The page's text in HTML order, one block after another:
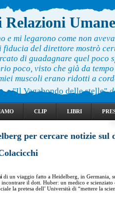
Relazioni Umane
e mi legarono come non
fiducia del direttore mostrò
di guadagnare quel poco
poco, visto che già da
muscoli erano ridotti a
"Il Vagabondo delle stelle"
CLIP LIBRI
per cercare notizie sul
di un viaggio fatto a Heidelberg, in Germania,
il dott. Huber: un medico e scienziato
la pretesa dell’ Università di “mettere la